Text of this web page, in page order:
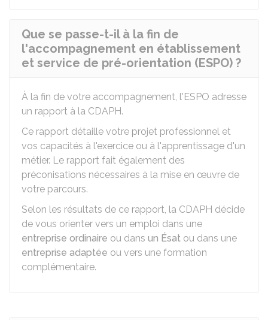
Que se passe-t-il à la fin de
l'accompagnement en établissement
et service de pré-orientation (ESPO) ?
À la fin de votre accompagnement, l'ESPO adresse
un rapport à la CDAPH.
Ce rapport détaille votre projet professionnel et
vos capacités à l'exercice ou à l'apprentissage d'un
métier. Le rapport fait également des
préconisations nécessaires à la mise en œuvre de
votre parcours.
Selon les résultats de ce rapport, la CDAPH décide
de vous orienter vers un emploi dans une
entreprise ordinaire ou dans un Ésat ou dans une
entreprise adaptée ou vers une formation
complémentaire.